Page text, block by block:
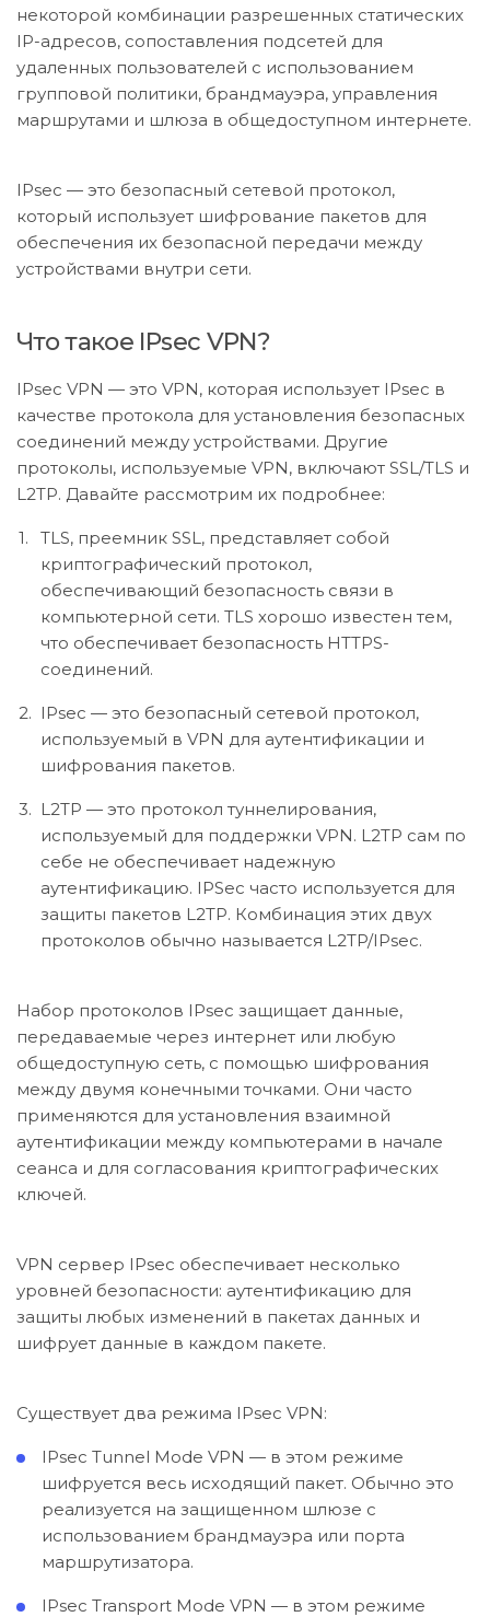
некоторой комбинации разрешенных статических
IP-адресов, сопоставления подсетей для
удаленных пользователей с использованием
групповой политики, брандмауэра, управления
маршрутами и шлюза в общедоступном интернете.
IPsec — это безопасный сетевой протокол,
который использует шифрование пакетов для
обеспечения их безопасной передачи между
устройствами внутри сети.
Что такое IPsec VPN?
IPsec VPN — это VPN, которая использует IPsec в
качестве протокола для установления безопасных
соединений между устройствами. Другие
протоколы, используемые VPN, включают SSL/TLS и
L2TP. Давайте рассмотрим их подробнее:
TLS, преемник SSL, представляет собой
криптографический протокол,
обеспечивающий безопасность связи в
компьютерной сети. TLS хорошо известен тем,
что обеспечивает безопасность HTTPS-
соединений.
IPsec — это безопасный сетевой протокол,
используемый в VPN для аутентификации и
шифрования пакетов.
L2TP — это протокол туннелирования,
используемый для поддержки VPN. L2TP сам по
себе не обеспечивает надежную
аутентификацию. IPSec часто используется для
защиты пакетов L2TP. Комбинация этих двух
протоколов обычно называется L2TP/IPsec.
Набор протоколов IPsec защищает данные,
передаваемые через интернет или любую
общедоступную сеть, с помощью шифрования
между двумя конечными точками. Они часто
применяются для установления взаимной
аутентификации между компьютерами в начале
сеанса и для согласования криптографических
ключей.
VPN сервер IPsec обеспечивает несколько
уровней безопасности: аутентификацию для
защиты любых изменений в пакетах данных и
шифрует данные в каждом пакете.
Существует два режима IPsec VPN:
IPsec Tunnel Mode VPN — в этом режиме
шифруется весь исходящий пакет. Обычно это
реализуется на защищенном шлюзе с
использованием брандмауэра или порта
маршрутизатора.
IPsec Transport Mode VPN — в этом режиме